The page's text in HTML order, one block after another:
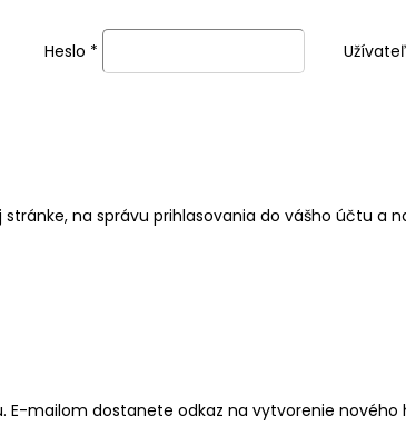
Heslo *
na správu prihlasovania do vášho účtu a
mailom dostanete odkaz na vytvorenie nového